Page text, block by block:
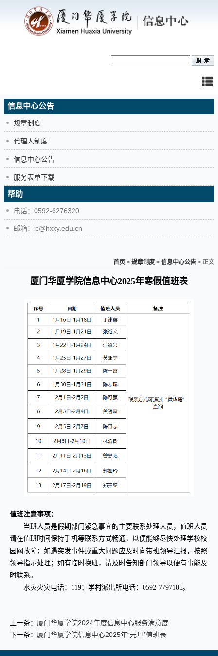
信息中心公告
规章制度
代理人制度
信息中心公告
服务表单下载
帮助
电话：0592-6276320
邮箱：ic@hxxy.edu.cn
首页 > 规章制度 > 信息中心公告 > 正文
厦门华厦学院信息中心2025年寒假值班表
值班注意事项：
当班人员是假期部门紧急事宜的主要联系处理人员，值班人员
请在值班时间保持手机等联系方式畅通，以便能够尽快处理学校校
园网故障；如遇突发事件或重大问题应及时向带班领导汇报，按照
领导指示处理；如有临时换班，请及时告知部门领导以便有事能及
时联系。
水灾火灾电话：119；学村派出所电话：0592-7797105。
上一条： 厦门华厦学院2024年度信息中心服务满意度
下一条： 厦门华厦学院信息中心2025年“元旦”值班表